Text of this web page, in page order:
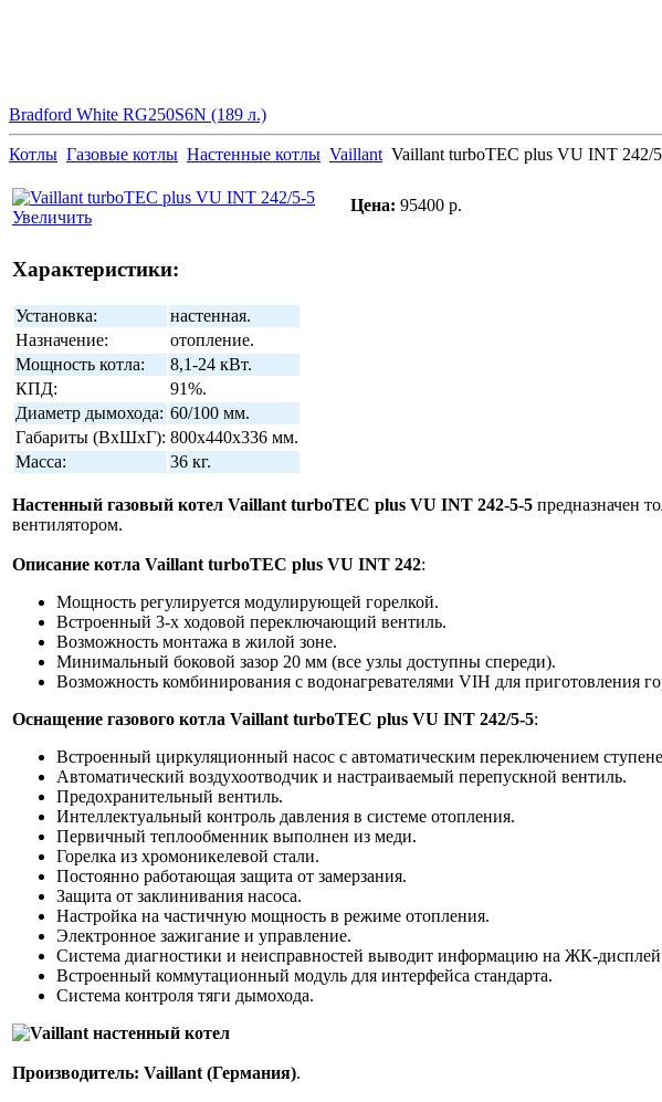
Bradford White RG250S6N (189 л.)
Котлы Газовые котлы Настенные котлы Vaillant Vaillant turboTEC plus VU INT 242/
Увеличить
Цена: 95400 р.
Характеристики:
Установка:
настенная.
Назначение:
отопление.
Мощность котла:
8,1-24 кВт.
КПД:
91%.
Диаметр дымохода: 60/100 мм.
Габариты (ВхШхГ): 800х440х336 мм.
Масса:
36 кг.
Настенный газовый котел Vaillant turboTEC plus VU INT 242-5-5 предназначен
вентилятором.
Описание котла Vaillant turboTEC plus VU INT 242:
Мощность регулируется модулирующей горелкой.
Встроенный 3-х ходовой переключающий вентиль.
Возможность монтажа в жилой зоне.
Минимальный боковой зазор 20 мм (все узлы доступны спереди).
Возможность комбинирования с водонагревателями VIH для приготовления
Оснащение газового котла Vaillant turboTEC plus VU INT 242/5-5:
Встроенный циркуляционный насос с автоматическим переключением
Автоматический воздухоотводчик и настраиваемый перепускной вентиль.
Предохранительный вентиль.
Интеллектуальный контроль давления в системе отопления.
Первичный теплообменник выполнен из меди.
Горелка из хромоникелевой стали.
Постоянно работающая защита от замерзания.
Защита от заклинивания насоса.
Настройка на частичную мощность в режиме отопления.
Электронное зажигание и управление.
Система диагностики и неисправностей выводит информацию на ЖК-
Встроенный коммутационный модуль для интерфейса стандарта.
Система контроля тяги дымохода.
Производитель: Vaillant (Германия).